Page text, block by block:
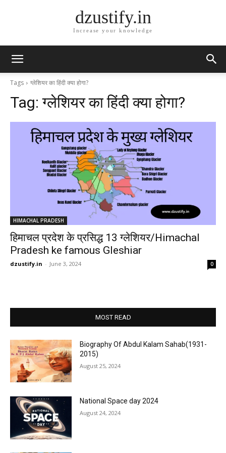
dzustify.in
Increase your knowledge
Tags ग्लेशियर का हिंदी क्या होगा?
Tag:ग्लेशियर का हिंदी क्या होगा?
HIMACHAL PRADESH
हिमाचल प्रदेश के प्रसिद्ध 13 ग्लेशियर/Himachal
Pradesh ke famous Gleshiar
dzustify.in - June 3, 2024 0
MOST READ
Biography Of Abdul Kalam Sahab(1931-
2015)
August 25, 2024
National Space day 2024
August 24, 2024